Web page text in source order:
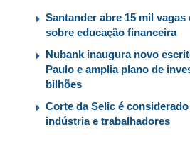
Santander abre 15 mil
sobre educação financeira
Nubank inaugura novo
Paulo e amplia plano de
bilhões
Corte da Selic é
indústria e trabalhadores